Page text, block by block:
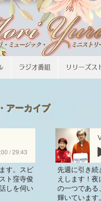
ラジオ番組 リリーズス
アーカイブ
/ 29:43
す。スピ
ト窪寺俊
しを伺い
先週に引き続
えします！
の一つである
輝いています